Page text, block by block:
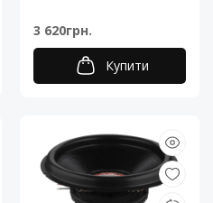
3 620грн.
Купити